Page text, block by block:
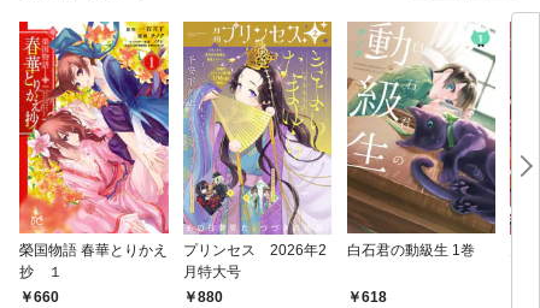
榮国物語 春華とりかえ
抄 １
660
プリンセス 2026年2
月特大号
880
白石君の動級生 1巻
618